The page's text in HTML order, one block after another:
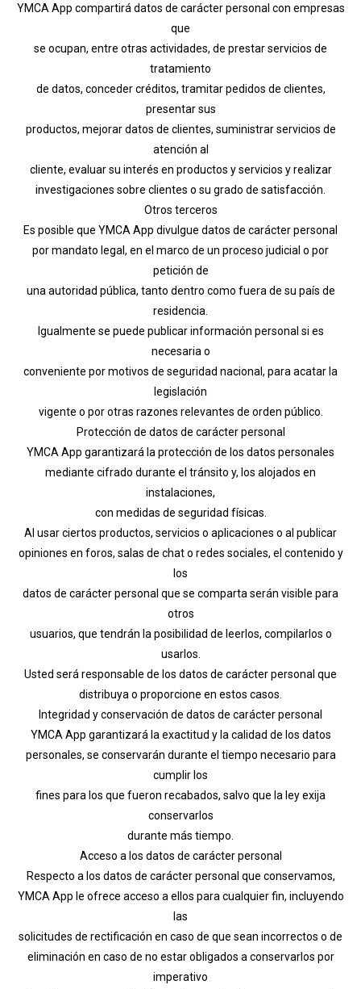
YMCA App compartirá datos de carácter personal con empresas
que
se ocupan, entre otras actividades, de prestar servicios de
tratamiento
de datos, conceder créditos, tramitar pedidos de clientes,
presentar sus
productos, mejorar datos de clientes, suministrar servicios de
atención al
cliente, evaluar su interés en productos y servicios y realizar
investigaciones sobre clientes o su grado de satisfacción.
Otros terceros
Es posible que YMCA App divulgue datos de carácter personal
por mandato legal, en el marco de un proceso judicial o por
petición de
una autoridad pública, tanto dentro como fuera de su país de
residencia.
Igualmente se puede publicar información personal si es
necesaria o
conveniente por motivos de seguridad nacional, para acatar la
legislación
vigente o por otras razones relevantes de orden público.
Protección de datos de carácter personal
YMCA App garantizará la protección de los datos personales
mediante cifrado durante el tránsito y, los alojados en
instalaciones,
con medidas de seguridad físicas.
Al usar ciertos productos, servicios o aplicaciones o al publicar
opiniones en foros, salas de chat o redes sociales, el contenido y
los
datos de carácter personal que se comparta serán visible para
otros
usuarios, que tendrán la posibilidad de leerlos, compilarlos o
usarlos.
Usted será responsable de los datos de carácter personal que
distribuya o proporcione en estos casos.
Integridad y conservación de datos de carácter personal
YMCA App garantizará la exactitud y la calidad de los datos
personales, se conservarán durante el tiempo necesario para
cumplir los
fines para los que fueron recabados, salvo que la ley exija
conservarlos
durante más tiempo.
Acceso a los datos de carácter personal
Respecto a los datos de carácter personal que conservamos,
YMCA App le ofrece acceso a ellos para cualquier fin, incluyendo
las
solicitudes de rectificación en caso de que sean incorrectos o de
eliminación en caso de no estar obligados a conservarlos por
imperativo